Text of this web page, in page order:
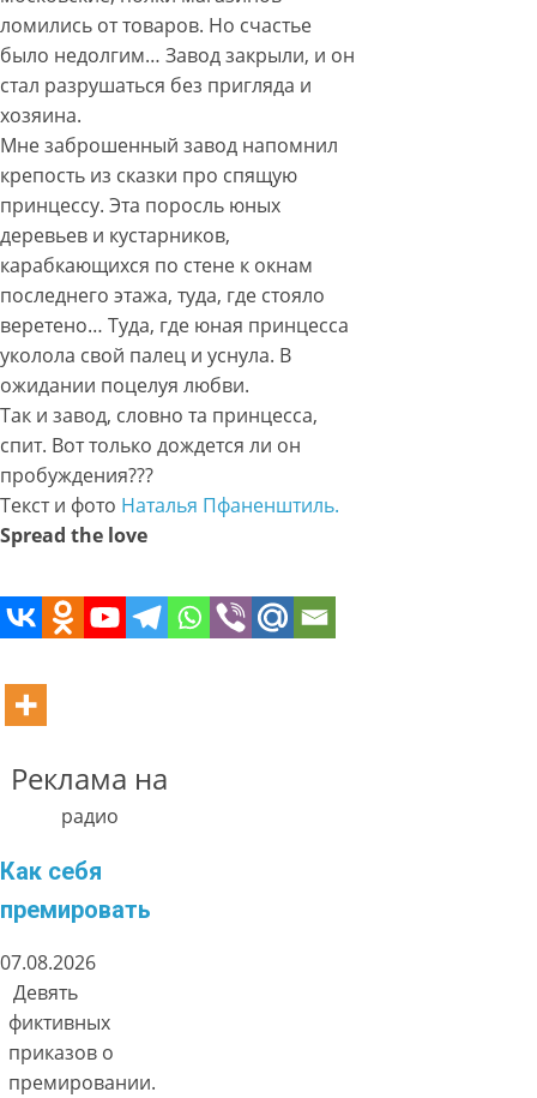
ломились от товаров. Но счастье
было недолгим… Завод закрыли, и он
стал разрушаться без пригляда и
хозяина.
Мне заброшенный завод напомнил
крепость из сказки про спящую
принцессу. Эта поросль юных
деревьев и кустарников,
карабкающихся по стене к окнам
последнего этажа, туда, где стояло
веретено… Туда, где юная принцесса
уколола свой палец и уснула. В
ожидании поцелуя любви.
Так и завод, словно та принцесса,
спит. Вот только дождется ли он
пробуждения???
Текст и фото Наталья Пфаненштиль.
Spread the love
Реклама на
радио
Как себя
премировать
07.08.2026
Девять
фиктивных
приказов о
премировании.